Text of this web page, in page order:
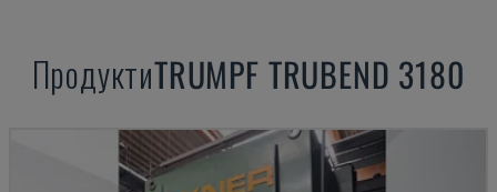
ПродуктиTRUMPF TRUBEND 3180